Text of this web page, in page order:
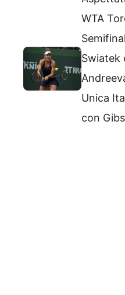
WTA
Swiatek
Unica
con